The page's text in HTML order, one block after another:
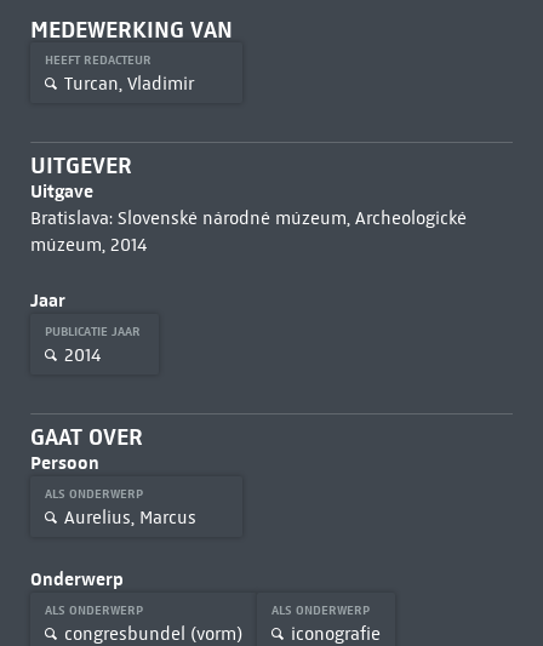
MEDEWERKING VAN
HEEFT REDACTEUR
Turcan, Vladimir
UITGEVER
Uitgave
Bratislava: Slovenské národné múzeum, Archeologické
múzeum, 2014
Jaar
PUBLICATIE JAAR
2014
GAAT OVER
Persoon
ALS ONDERWERP
Aurelius, Marcus
Onderwerp
ALS ONDERWERP
congresbundel (vorm)
ALS ONDERWERP
iconografie